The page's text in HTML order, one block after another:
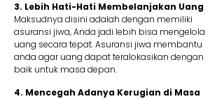
3. Lebih Hati-Hati Membelanjakan Uang
Maksudnya disini adalah dengan memiliki
asuransi jiwa, Anda jadi lebih bisa mengelola
uang secara tepat. Asuransi jiwa membantu
anda agar uang dapat teralokasikan dengan
baik untuk masa depan.
4. Mencegah Adanya Kerugian di Masa